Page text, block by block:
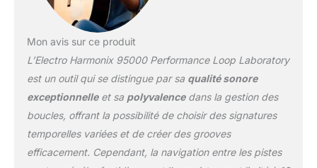
Mon avis sur ce produit
L’Electro Harmonix 95000 Performance Loop Laboratory
est un outil qui se distingue par sa qualité sonore
exceptionnelleet sa polyvalencedans la gestion des
boucles, offrant la possibilité de choisir des signatures
temporelles variées et de créer des grooves
efficacement. Cependant, la navigation entre les pistes